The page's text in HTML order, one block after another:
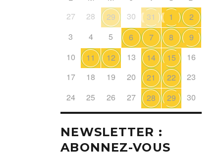
27
28 29 30 31 1
2
3
4 5 6 7 8
9
10
11 12 13 14 15
16
17
18 19 20 21 22
23
24
25 26 27 28 29 30
NEWSLETTER :
ABONNEZ-VOUS